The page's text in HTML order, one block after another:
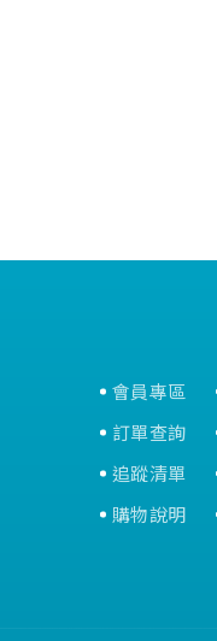
會員專區
訂單查詢
追蹤清單
購物說明